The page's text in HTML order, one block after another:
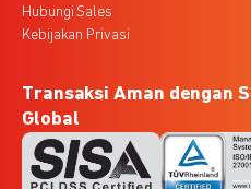
Hubungi Sales
Kebijakan Privasi
Transaksi Aman dengan
Global